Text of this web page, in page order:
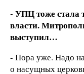
- УПЦ тоже стала
власти.
выступил…
- Пора уже. Надо
о насущных